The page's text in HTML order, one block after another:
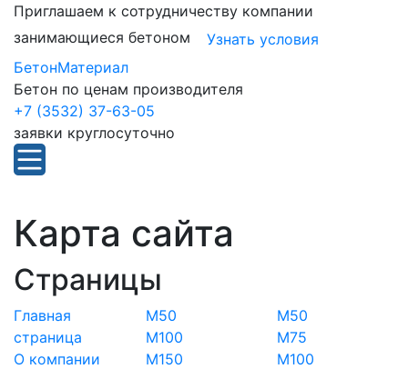
Приглашаем к сотрудничеству компании
занимающиеся бетоном
Узнать условия
БетонМатериал
Бетон по ценам производителя
+7 (3532) 37-63-05
заявки круглосуточно
Карта сайта
Страницы
Главная
страница
О компании
М50
М100
М150
М50
М75
М100